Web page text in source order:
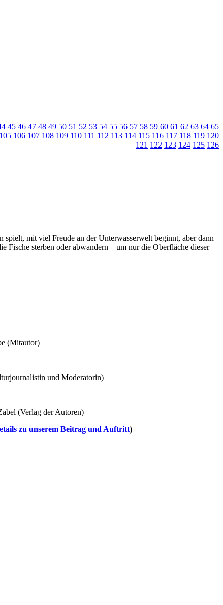
45 46 47 48 49 50 51 52 53 54 55 56 57 58 59 60 61 62 63 64 65
105 106 107 108 109 110 111 112 113 114 115 116 117 118 119 120
121 122 123 124 125 126
mit viel Freude an der Unterwasserwelt beginnt, aber dann
Fische sterben oder abwandern – um nur die Oberfläche dieser
(Mitautor)
und Moderatorin)
(Verlag der Autoren)
zu unserem Beitrag und Auftritt)